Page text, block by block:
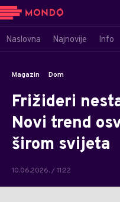
Naslovna Najnovije Info
Magazin Dom
Frižideri
Novi trend
širom svijeta
10.06.2026. / 11:22